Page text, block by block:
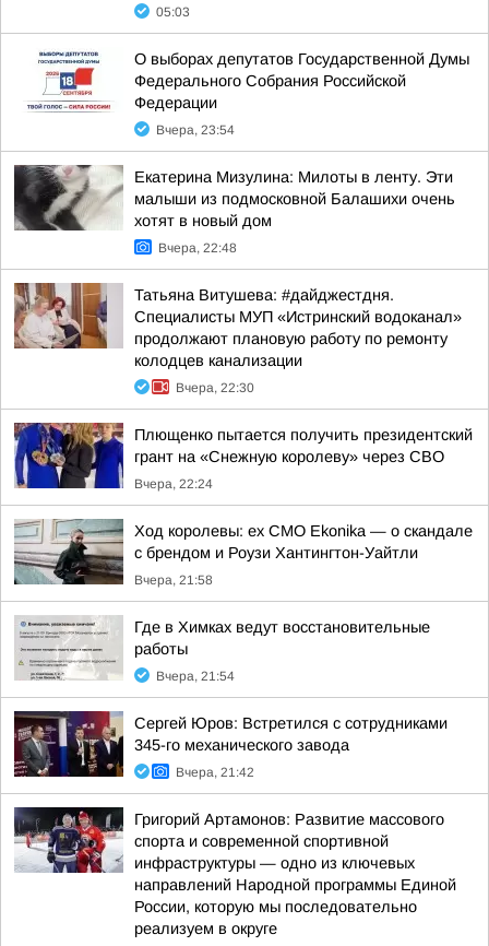
05:03
О выборах депутатов Государственной Думы
Федерального Собрания Российской
Федерации
Вчера, 23:54
Екатерина Мизулина: Милоты в ленту. Эти
малыши из подмосковной Балашихи очень
хотят в новый дом
Вчера, 22:48
Татьяна Витушева: #дайджестдня.
Специалисты МУП «Истринский водоканал»
продолжают плановую работу по ремонту
колодцев канализации
Вчера, 22:30
Плющенко пытается получить президентский
грант на «Снежную королеву» через СВО
Вчера, 22:24
Ход королевы: ex CMO Ekonika — о скандале
с брендом и Роузи Хантингтон-Уайтли
Вчера, 21:58
Где в Химках ведут восстановительные
работы
Вчера, 21:54
Сергей Юров: Встретился с сотрудниками
345-го механического завода
Вчера, 21:42
Григорий Артамонов: Развитие массового
спорта и современной спортивной
инфраструктуры — одно из ключевых
направлений Народной программы Единой
России, которую мы последовательно
реализуем в округе